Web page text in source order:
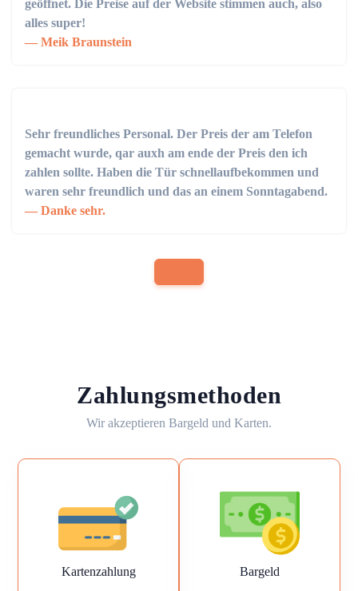
geöffnet. Die Preise auf der Website stimmen auch, also
alles super!
Meik Braunstein
Sehr freundliches Personal. Der Preis der am Telefon
gemacht wurde, qar auxh am ende der Preis den ich
zahlen sollte. Haben die Tür schnellaufbekommen und
waren sehr freundlich und das an einem Sonntagabend.
Danke sehr.
Zahlungsmethoden
Wir akzeptieren Bargeld und Karten.
Kartenzahlung Bargeld